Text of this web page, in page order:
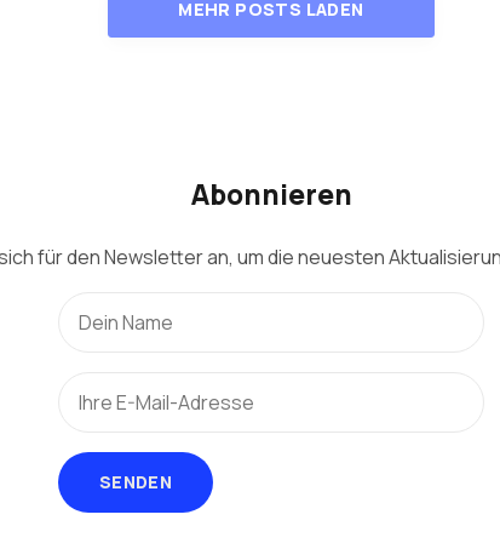
MEHR POSTS LADEN
Abonnieren
für den Newsletter an, um die neuesten
SENDEN